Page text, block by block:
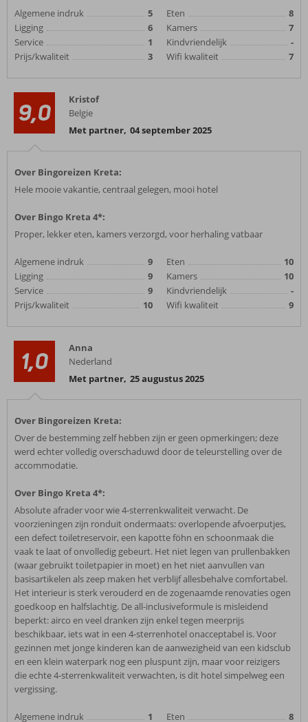
Algemene indruk
5
Ligging
6
Service
1
Prijs/kwaliteit
3
Eten
8
Kamers
7
Kindvriendelijk
-
Wifi kwaliteit
7
9,0
Kristof
Belgie
Met partner, 04 september 2025
Over Bingoreizen Kreta:
Hele mooie vakantie, centraal gelegen, mooi hotel
Over Bingo Kreta 4*:
Proper, lekker eten, kamers verzorgd, voor herhaling vatbaar
Algemene indruk
9
Ligging
9
Service
9
Prijs/kwaliteit
10
Eten
10
Kamers
10
Kindvriendelijk
-
Wifi kwaliteit
9
1,0
Anna
Nederland
Met partner, 25 augustus 2025
Over Bingoreizen Kreta:
Over de bestemming zelf hebben zijn er geen opmerkingen; deze
werd echter volledig overschaduwd door de teleurstelling over de
accommodatie.
Over Bingo Kreta 4*:
Absolute afrader voor wie 4-sterrenkwaliteit verwacht. De
voorzieningen zijn ronduit ondermaats: overlopende afvoerputjes,
een defect toiletreservoir, een kapotte föhn en schoonmaak die
vaak te laat of onvolledig gebeurt. Het niet legen van prullenbakken
(waar gebruikt toiletpapier in moet) en het niet aanvullen van
basisartikelen als zeep maken het verblijf allesbehalve comfortabel.
Het interieur is sterk verouderd en de zogenaamde renovaties ogen
goedkoop en halfslachtig. De all-inclusiveformule is misleidend
beperkt: airco en veel dranken zijn enkel tegen meerprijs
beschikbaar, iets wat in een 4-sterrenhotel onacceptabel is. Voor
gezinnen met jonge kinderen kan de aanwezigheid van een kidsclub
en een klein waterpark nog een pluspunt zijn, maar voor reizigers
die echte 4-sterrenkwaliteit verwachten, is dit hotel simpelweg een
vergissing.
Algemene indruk 1 Eten 8